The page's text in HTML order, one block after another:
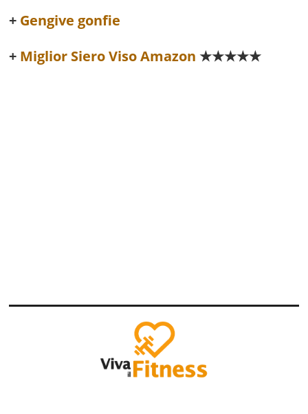
Gengive gonfie
Miglior Siero Viso Amazon ★★★★★